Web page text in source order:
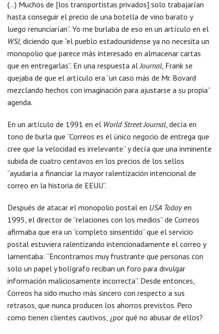
(…) Muchos de [los transportistas privados] solo trabajarían
hasta conseguir el precio de una botella de vino barato y
luego renunciarían”. Yo me burlaba de eso en un artículo en el
WSJ, diciendo que “el pueblo estadounidense ya no necesita un
monopolio que parece más interesado en almacenar cartas
que en entregarlas”. En una respuesta alJournal, Frank se
quejaba de que el artículo era “un caso más de Mr. Bovard
mezclando hechos con imaginación para ajustarse a su propia”
agenda.
En un artículo de 1991 en el World Street Journal, decía en
tono de burla que “Correos es el único negocio de entrega que
cree que la velocidad es irrelevante” y decía que una inminente
subida de cuatro centavos en los precios de los sellos
“ayudaría a financiar la mayor ralentización intencional de
correo en la historia de EEUU”.
Después de atacar el monopolio postal en USA Todayen
1995, el director de “relaciones con los medios” de Correos
afirmaba que era un “completo sinsentido” que el servicio
postal estuviera ralentizando intencionadamente el correo y
lamentaba: “Encontramos muy frustrante que personas con
solo un papel y bolígrafo reciban un foro para divulgar
información maliciosamente incorrecta”. Desde entonces,
Correos ha sido mucho más sincero con respecto a sus
retrasos, que nunca producen los ahorros previstos. Pero
como tienen clientes cautivos, ¿por qué no abusar de ellos?